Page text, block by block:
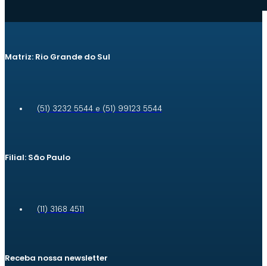
Matriz: Rio Grande do Sul
(51) 3232 5544 e (51) 99123 5544
Filial: São Paulo
(11) 3168 4511
Receba nossa newsletter